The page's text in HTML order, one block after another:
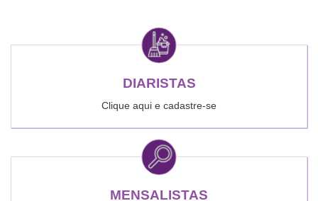
DIARISTAS
Clique aqui e cadastre-se
MENSALISTAS